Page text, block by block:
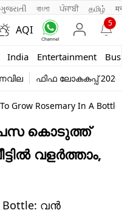
ગુજરાતી বাংলা ਪੰਜਾਬੀ தமிழ்
AQI
5
India Entertainment
ഫിഫ ലോകകപ്പ് 2026
Grow Rosemary In A
കൊടുത്ത്
വളർത്താം,
Bottle: വൻ